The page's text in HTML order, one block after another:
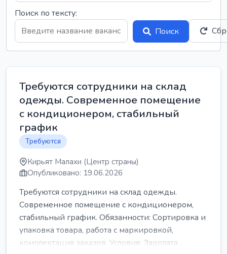
Поиск по тексту:
Поиск
Требуются сотрудники на склад
одежды. Современное помещение
с кондиционером, стабильный
график
Требуются
Кирьят Малахи (Центр страны)
Опубликовано: 19.06.2026
Требуются сотрудники на склад одежды.
Современное помещение с кондиционером,
стабильный график. Обязанности: Сортировка и
упаковка товара, работа с маркировкой,
комплектация заказов. Условия: Зарплата...